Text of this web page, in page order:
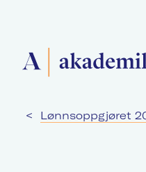
< Lønnsoppgjøret